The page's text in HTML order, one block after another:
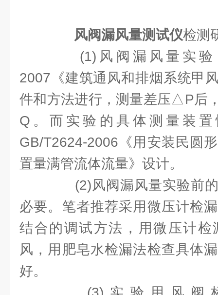
风阀漏风量测试仪检测
(1)风阀漏风量实验
2007《建筑通风和排烟系统甲
件和方法进行，测量差压△P后
Q。而实验的具体测量装
GB/T2624-2006《用安装民圆
置量满管流体流量》设计。
(2)风阀漏风量实验前的
必要。笔者推荐采用微压计检
结合的调试方法，用微压计检
风，用肥皂水检漏法检查具体
好。